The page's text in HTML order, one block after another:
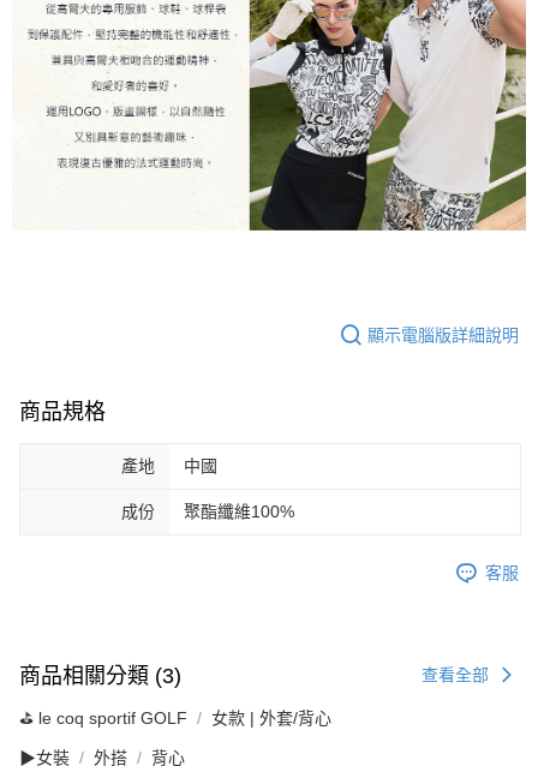
顯示電腦版詳細說明
商品規格
產地 中國
成份 聚酯纖維100%
客服
商品相關分類 (3) 查看全部
⛳️ le coq sportif GOLF 女款 | 外套/背心
▶女裝 外搭 背心